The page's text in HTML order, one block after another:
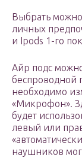
Выбрать
личных
и Ipods 1-го
Айр подс
беспроводной
необходимо
«Микрофон».
будет
левый или
наушников